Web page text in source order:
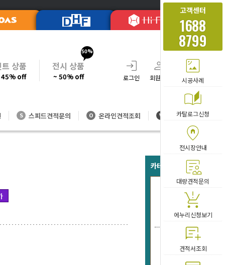
고객센터
1688
8799
시공사례
카탈로그신청
전시장안내
대량견적문의
에누리신청보기
견적서조회
트 상품
45% off
50%
전시 상품
~ 50% off 로그인 회원가입 주문조회
S 스피드견적문의 O 온라인견적조회 V 대량방문견적
Home
카테고리 베스트 아이템